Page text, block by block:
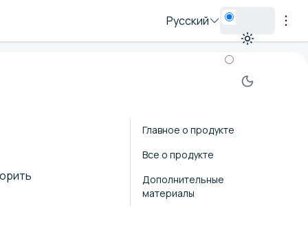
Русский
Главное о продукте
Все о продукте
Дополнительные
материалы